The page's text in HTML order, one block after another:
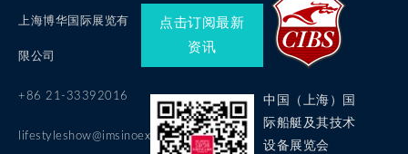
上海博华国际展览有
限公司
+86 21-33392016
lifestyleshow@imsinoexpo.com
点击订阅最新
资讯
中国（上海）国
际船艇及其技术
设备展览会